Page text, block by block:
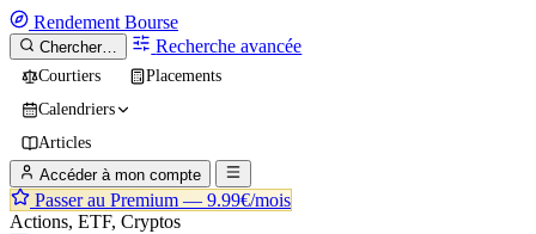
Rendement Bourse
Chercher… Recherche avancée
Courtiers
Placements
Calendriers
Articles
Accéder à mon compte
Passer au Premium — 9.99€/mois
Actions, ETF, Cryptos